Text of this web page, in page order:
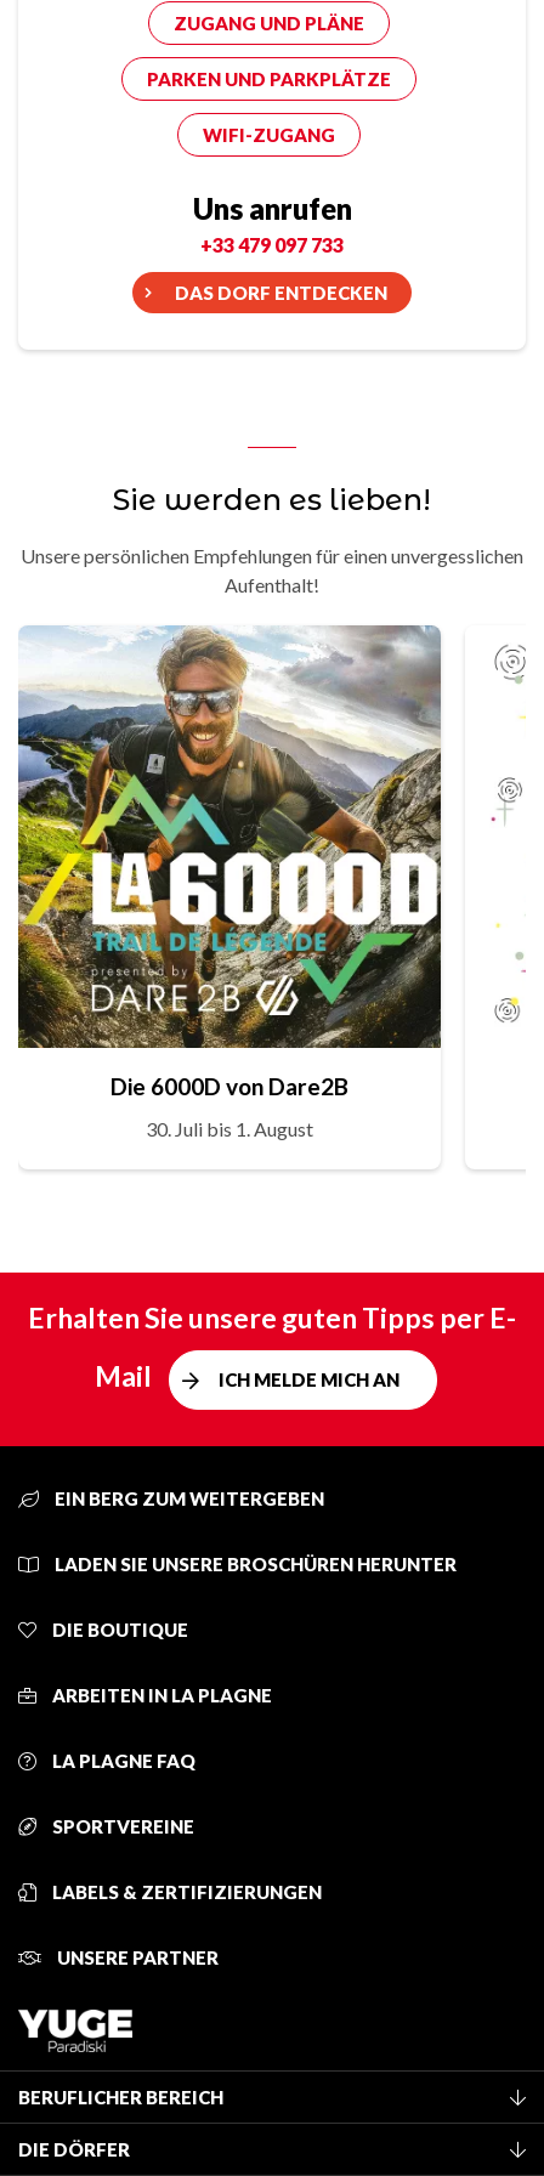
ZUGANG UND PLÄNE
PARKEN UND PARKPLÄTZE
WIFI-ZUGANG
Uns anrufen
+33 479 097 733
DAS DORF ENTDECKEN
Sie werden es lieben!
Unsere persönlichen Empfehlungen für einen unvergesslichen
Aufenthalt!
Die 6000D von Dare2B
30. Juli bis 1. August
Erhalten Sie unsere guten Tipps per E-
Mail
ICH MELDE MICH AN
EIN BERG ZUM WEITERGEBEN
LADEN SIE UNSERE BROSCHÜREN HERUNTER
DIE BOUTIQUE
ARBEITEN IN LA PLAGNE
LA PLAGNE FAQ
SPORTVEREINE
LABELS & ZERTIFIZIERUNGEN
UNSERE PARTNER
BERUFLICHER BEREICH
Mitglied des Fremdenverkehrsamtes werden
DIE DÖRFER